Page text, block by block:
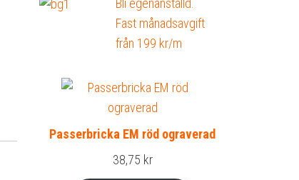
Bli egenanställd.
Fast månadsavgift
från 199 kr/m
Passerbricka EM röd ograverad
38,75 kr